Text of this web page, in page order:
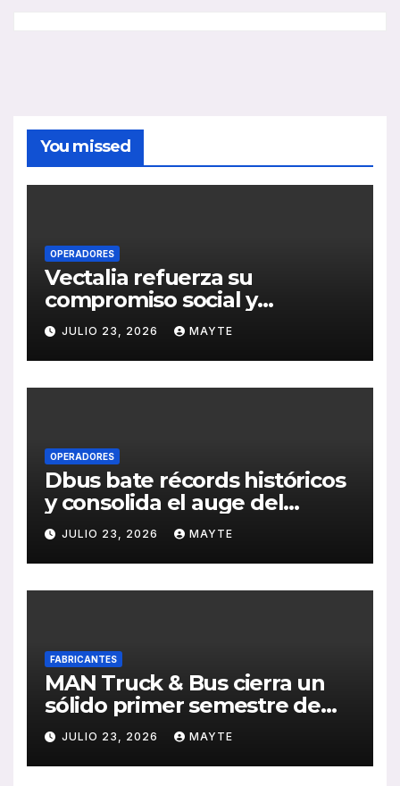
You missed
OPERADORES
Vectalia refuerza su
compromiso social y
medioambiental con la
publicación de su Memoria
de RSC 2025
JULIO 23, 2026 MAYTE
OPERADORES
Dbus bate récords históricos
y consolida el auge del
transporte público en San
Sebastián
JULIO 23, 2026 MAYTE
FABRICANTES
MAN Truck & Bus cierra un
sólido primer semestre de
2026 con crecimiento en
ventas, pedidos y
rentabilidad
JULIO 23, 2026 MAYTE